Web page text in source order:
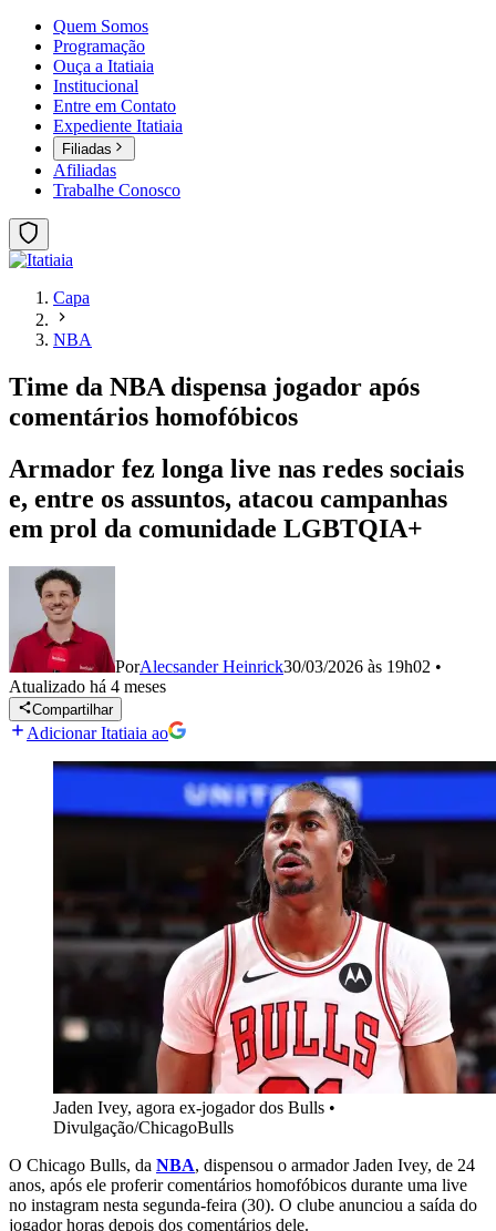
Quem Somos
Programação
Ouça a Itatiaia
Institucional
Entre em Contato
Expediente Itatiaia
Filiadas
Afiliadas
Trabalhe Conosco
Capa
NBA
Time da NBA dispensa jogador após
comentários homofóbicos
Armador fez longa live nas redes sociais
e, entre os assuntos, atacou campanhas
em prol da comunidade LGBTQIA+
PorAlecsander Heinrick30/03/2026 às 19h02 •
Atualizado há 4 meses
Compartilhar
Adicionar Itatiaia ao
Jaden Ivey, agora ex-jogador dos Bulls •
Divulgação/ChicagoBulls
O Chicago Bulls, da NBA, dispensou o armador Jaden Ivey, de 24
anos, após ele proferir comentários homofóbicos durante uma live
no instagram nesta segunda-feira (30). O clube anunciou a saída do
jogador horas depois dos comentários dele.